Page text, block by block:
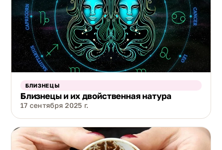
БЛИЗНЕЦЫ
Близнецы и их двойственная натура
17 сентября 2025 г.